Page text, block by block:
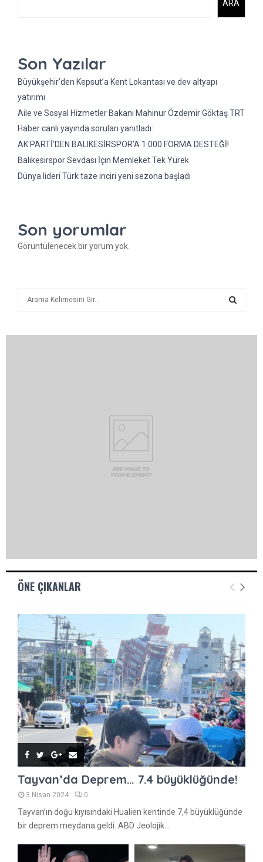
ARA
Son Yazılar
Büyükşehir’den Kepsut’a Kent Lokantası ve dev altyapı
yatırımı
Aile ve Sosyal Hizmetler Bakanı Mahinur Özdemir Göktaş TRT
Haber canlı yayında soruları yanıtladı:
AK PARTİ’DEN BALIKESİRSPOR’A 1.000 FORMA DESTEĞİ!
Balıkesirspor Sevdası İçin Memleket Tek Yürek
Dünya lideri Türk taze inciri yeni sezona başladı
Son yorumlar
Görüntülenecek bir yorum yok.
ÖNE ÇIKANLAR
Tayvan’da Deprem… 7.4 büyüklüğünde!
3 Nisan 2024 0
Tayvan’ın doğu kıyısındaki Hualien kentinde 7,4 büyüklüğünde
bir deprem meydana geldi. ABD Jeolojik...